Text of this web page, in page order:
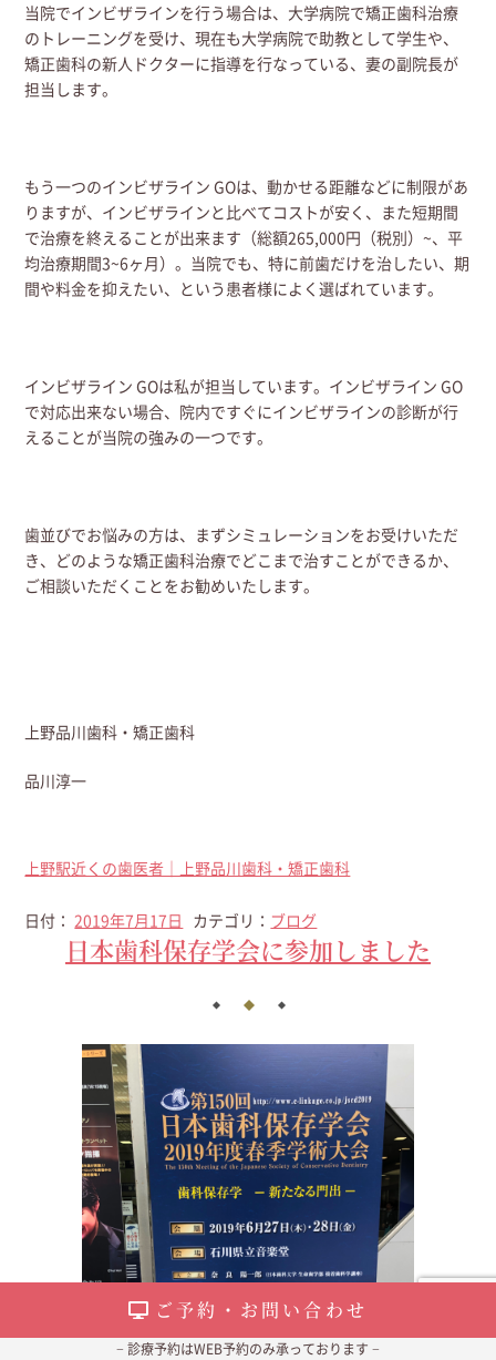
ご予約・お問い合わせ
− 診療予約はWEB予約のみ承っております −
当院でインビザラインを行う場合は、大学病院で矯正歯科治療
のトレーニングを受け、現在も大学病院で助教として学生や、
矯正歯科の新人ドクターに指導を行なっている、妻の副院長が
担当します。
もう一つのインビザライン GOは、動かせる距離などに制限があ
りますが、インビザラインと比べてコストが安く、また短期間
で治療を終えることが出来ます（総額265,000円（税別）~、平
均治療期間3~6ヶ月）。当院でも、特に前歯だけを治したい、期
間や料金を抑えたい、という患者様によく選ばれています。
インビザライン GOは私が担当しています。インビザライン GO
で対応出来ない場合、院内ですぐにインビザラインの診断が行
えることが当院の強みの一つです。
歯並びでお悩みの方は、まずシミュレーションをお受けいただ
き、どのような矯正歯科治療でどこまで治すことができるか、
ご相談いただくことをお勧めいたします。
上野品川歯科・矯正歯科
品川淳一
上野駅近くの歯医者｜上野品川歯科・矯正歯科
日付：2019年7月17日 カテゴリ： ブログ
日本歯科保存学会に参加しました